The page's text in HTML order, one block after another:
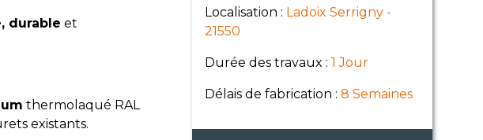
durable et
thermolaqué RAL
existants.
Localisation : Ladoix Serrigny -
21550
Durée des travaux : 1 Jour
Délais de fabrication : 8 Semaines